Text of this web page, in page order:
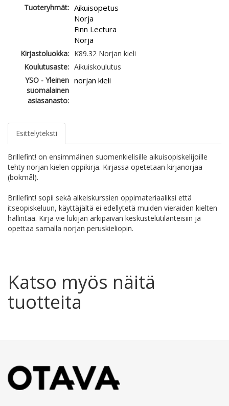
Tuoteryhmät: Aikuisopetus
Norja
Finn Lectura
Norja
Kirjastoluokka: K89.32 Norjan kieli
Koulutusaste: Aikuiskoulutus
YSO - Yleinen
suomalainen
asiasanasto:
norjan kieli
Esittelyteksti
Brillefint! on ensimmäinen suomenkielisille aikuisopiskelijoille
tehty norjan kielen oppikirja. Kirjassa opetetaan kirjanorjaa
(bokmål).
Brillefint! sopii sekä alkeiskurssien oppimateriaaliksi että
itseopiskeluun, käyttäjältä ei edellytetä muiden vieraiden kielten
hallintaa. Kirja vie lukijan arkipäivän keskustelutilanteisiin ja
opettaa samalla norjan peruskieliopin.
Katso myös näitä
tuotteita